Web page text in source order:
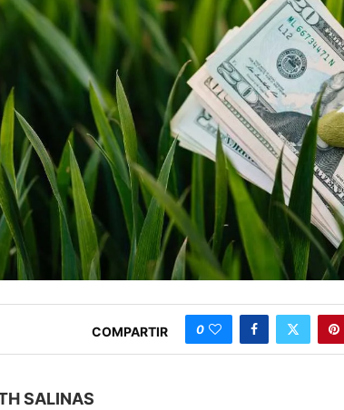
COMPARTIR 0
SALINAS